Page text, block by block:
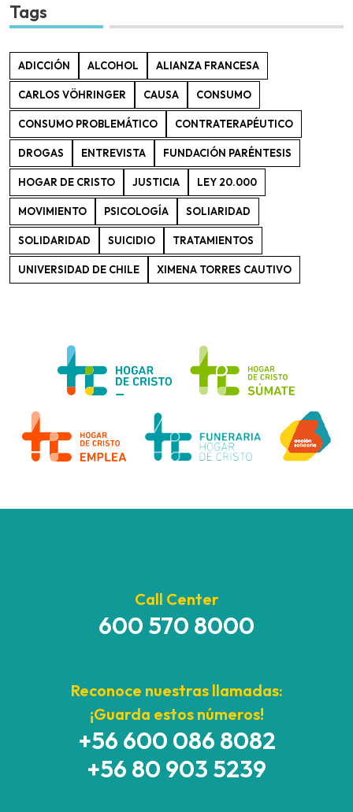
Tags
ADICCIÓN ALCOHOL ALIANZA FRANCESA
CARLOS VÖHRINGER CAUSA CONSUMO
CONSUMO PROBLEMÁTICO CONTRATERAPÉUTICO
DROGAS ENTREVISTA FUNDACIÓN PARÉNTESIS
HOGAR DE CRISTO JUSTICIA LEY 20.000
MOVIMIENTO PSICOLOGÍA SOLIARIDAD
SOLIDARIDAD SUICIDIO TRATAMIENTOS
UNIVERSIDAD DE CHILE XIMENA TORRES CAUTIVO
Call Center
600 570 8000
Reconoce nuestras llamadas:
¡Guarda estos números!
+56 600 086 8082
+56 80 903 5239